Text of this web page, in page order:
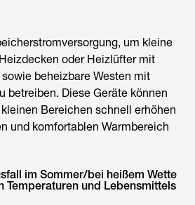
um kleine
oder Heizlüfter mit
beheizbare Westen mit
betreiben. Diese Geräte können
Bereichen schnell erhöhen
und komfortablen Warmbereich
im Sommer/bei heißem Wette
Temperaturen und Lebensmittels